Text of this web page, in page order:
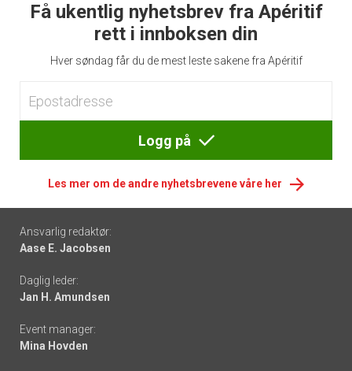
Få ukentlig nyhetsbrev fra Apéritif
rett i innboksen din
Hver søndag får du de mest leste sakene fra Apéritif
Logg på
Les mer om de andre nyhetsbrevene våre her
Footer
-
links
Ansvarlig redaktør:
Aase E. Jacobsen
Daglig leder:
Jan H. Amundsen
Event manager:
Mina Hovden